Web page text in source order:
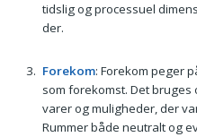
tidslig og processuel
der.
Forekom: Forekom peger
som forekomst. Det
varer og muligheder, der
Rummer både neutralt og